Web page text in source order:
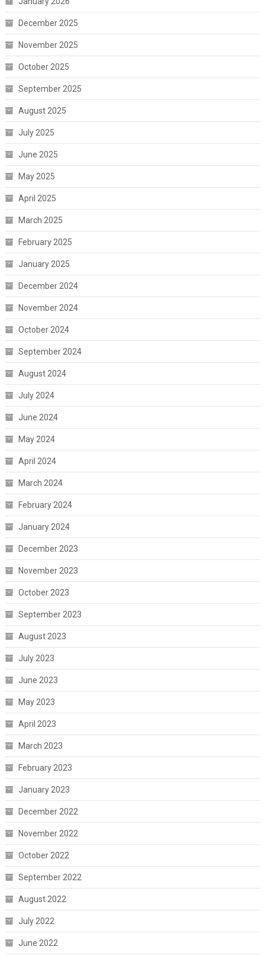
December 2025
November 2025
October 2025
September 2025
August 2025
July 2025
June 2025
May 2025
April 2025
March 2025
February 2025
January 2025
December 2024
November 2024
October 2024
September 2024
August 2024
July 2024
June 2024
May 2024
April 2024
March 2024
February 2024
January 2024
December 2023
November 2023
October 2023
September 2023
August 2023
July 2023
June 2023
May 2023
April 2023
March 2023
February 2023
January 2023
December 2022
November 2022
October 2022
September 2022
August 2022
July 2022
June 2022